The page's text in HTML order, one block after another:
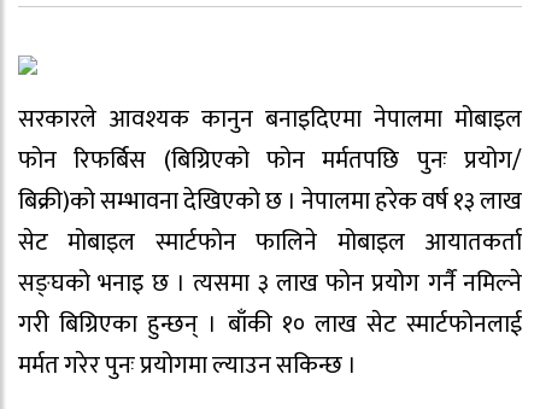
सरकारले आवश्यक कानुन बनाइदिएमा नेपालमा मोबाइल
फोन रिफर्बिस (बिग्रिएको फोन मर्मतपछि पुनः प्रयोग/
बिक्री)को सम्भावना देखिएको छ । नेपालमा हरेक वर्ष १३ लाख
सेट मोबाइल स्मार्टफोन फालिने मोबाइल आयातकर्ता
सङ्घको भनाइ छ । त्यसमा ३ लाख फोन प्रयोग गर्नै नमिल्ने
गरी बिग्रिएका हुन्छन् । बाँकी १० लाख सेट स्मार्टफोनलाई
मर्मत गरेर पुनः प्रयोगमा ल्याउन सकिन्छ ।